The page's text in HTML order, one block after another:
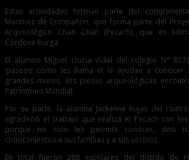
Estas actividades forman parte del
Martínez de Compañón, que forma parte del
Arqueológico Chan Chan (Pecach), que es
Córdova Burga.
El alumno Miguel Llocia Vidal del colegio N°
‘paseos’ como les llama él le ayudan a conocer
grandes muros, los piezas arqueológicas
Patrimonio Mundial.
Por su parte, la alumna Jackeline Rojas del
agradeció el trabajo que realiza el Pecach con
porque no solo les permite conocer, sino
conocimientos a sus familias y a sus vecinos.
En total fueron 288 escolares del distrito de